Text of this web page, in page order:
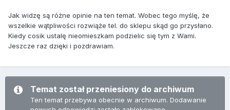
Jak widzę są różne opinie na ten temat. Wobec tego myślę, że
wszelkie wątpliwości rozwiąże tel. do sklepu skąd go przysłano.
Kiedy cosik ustalę nieomieszkam podzielic się tym z Wami.
Jeszcze raz dzięki i pozdrawiam.
Temat został przeniesiony do archiwum
Ten temat przebywa obecnie w archiwum. Dodawanie